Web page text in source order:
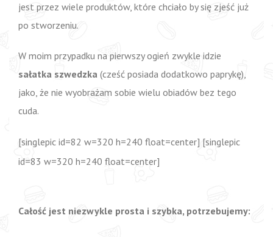
jest przez wiele produktów, które chciało by się zjeść już
po stworzeniu.
W moim przypadku na pierwszy ogień zwykle idzie
sałatka szwedzka (cześć posiada dodatkowo paprykę),
jako, że nie wyobrażam sobie wielu obiadów bez tego
cuda.
[singlepic id=82 w=320 h=240 float=center] [singlepic
id=83 w=320 h=240 float=center]
Całość jest niezwykle prosta i szybka, potrzebujemy: